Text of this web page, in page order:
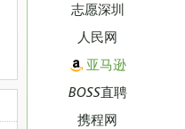
志愿深圳
人民网
亚马逊
BOSS直聘
携程网